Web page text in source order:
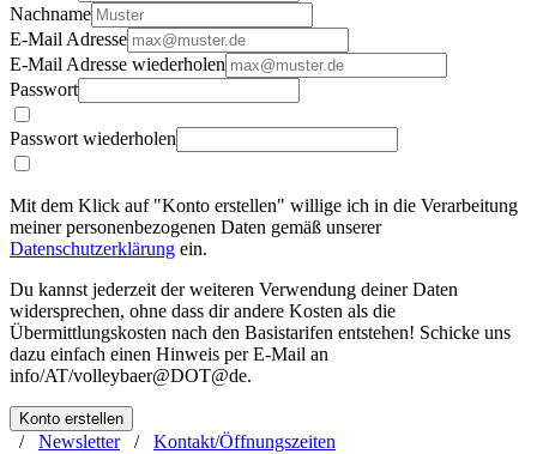
Nachname
E-Mail Adresse
E-Mail Adresse wiederholen
Passwort
Passwort wiederholen
Mit dem Klick auf "Konto erstellen" willige ich in die Verarbeitung
meiner personenbezogenen Daten gemäß unserer
Datenschutzerklärung ein.
Du kannst jederzeit der weiteren Verwendung deiner Daten
widersprechen, ohne dass dir andere Kosten als die
Übermittlungskosten nach den Basistarifen entstehen! Schicke uns
dazu einfach einen Hinweis per E-Mail an
info/AT/volleybaer@DOT@de.
Konto erstellen
/ Newsletter/ Kontakt/Öffnungszeiten